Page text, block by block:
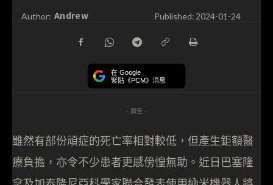
Author: Andrew Published: 2024-01-24
在 Google
緊貼《PCM》消息
- 廣告 -
雖然有部份頑症的死亡率相對較低，但產生鉅額醫
療負擔，亦令不少患者更感傍惶無助。近日巴塞隆